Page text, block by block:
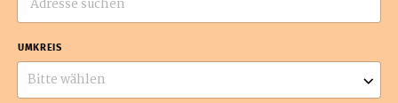
UMKREIS
Bitte wählen